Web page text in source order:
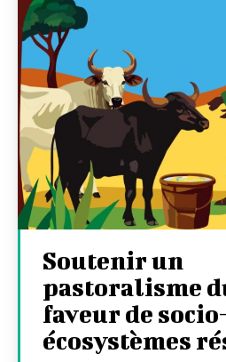
Soutenir un
pastoralisme
faveur de
écosystèmes